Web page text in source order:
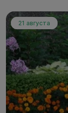
21 августа